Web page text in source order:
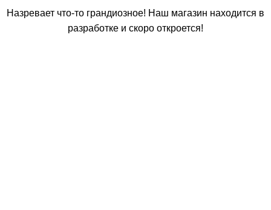
Назревает что-то грандиозное! Наш магазин находится в
разработке и скоро откроется!